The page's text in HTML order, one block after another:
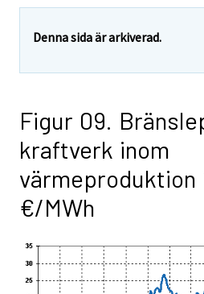
Denna sida är arkiverad.
Figur 09.
kraftverk inom
värmeproduktion
€/MWh